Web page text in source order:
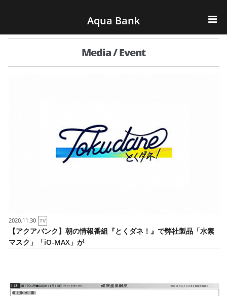
Aqua Bank
TOP
KENCOS・eye-cos
環境事業
Media / Event
2020.11.30 TV
【アクアバンク】朝の情報番組『とくダネ！』で弊社製品「水素
マスク」「iO-MAX」が